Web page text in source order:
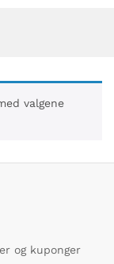
valgene
og kuponger